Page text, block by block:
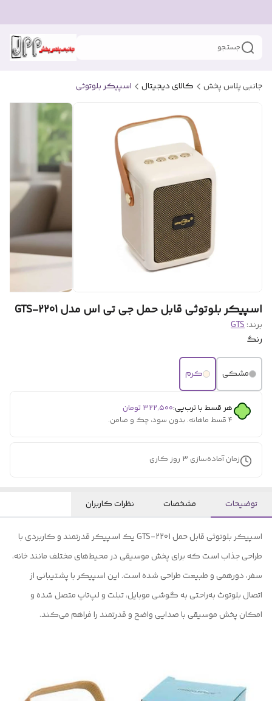
جستجو
جانبی پلاس پخش کالای دیجیتال اسپیکر بلوتوثی
اسپیکر بلوتوثی قابل حمل جی تی اس مدل GTS-2201
برند:GTS
رنگ
مشکی کرم
هر قسط با ترب‌پی:۳۲۲٬۵۰۰ تومان
۴ قسط ماهانه. بدون سود، چک و ضامن.
زمان آماده‌سازی 3 روز کاری
توضیحات مشخصات نظرات کاربران
اسپیکر بلوتوثی قابل حمل GTS-2201 یک اسپیکر قدرتمند و کاربردی با
طراحی جذاب است که برای پخش موسیقی در محیط‌های مختلف مانند خانه،
سفر، دورهمی و طبیعت طراحی شده است. این اسپیکر با پشتیبانی از
اتصال بلوتوث به‌راحتی به گوشی موبایل، تبلت و لپ‌تاپ متصل شده و
امکان پخش موسیقی با صدایی واضح و قدرتمند را فراهم می‌کند.